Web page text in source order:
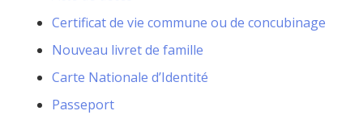
Certificat de vie commune ou de concubinage
Nouveau livret de famille
Carte Nationale d’Identité
Passeport